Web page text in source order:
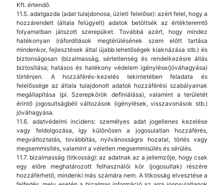
Kft. értendő.
11.5. adatgazda (adat tulajdonosa, üzleti felelőse): azért felel, hogy a
hozzárendelt (általa felügyelt) adatok betöltsék az értékteremtő
folyamatban játszott szerepüket. Továbbá azért, hogy mindez
hatékonyan (ráfordítások megtérülésének szem előtt tartása
mindenkor, fejlesztések által újabb lehetőségek kiaknázása stb.) és
biztonságosan (bizalmasság, sértetlenség és rendelkezésre állás
biztosítása; hatásos és hatékony védelem igénylése/jóváhagyása)
történjen. A hozzáférés-kezelés tekintetében feladata és
felelőssége az általa tulajdonolt adatok hozzáférési szabályainak
megállapítása (pl. Szerepkörök definiálása), valamint a területét
érintő jogosultságbéli változások (igénylések, visszavonások stb.)
jóváhagyása.
11.6. adatvédelmi incidens: személyes adat jogellenes kezelése
vagy feldolgozása, így különösen a jogosulatlan hozzáférés,
megváltoztatás, továbbítás, nyilvánosságra hozatal, törlés vagy
megsemmisítés, valamint a véletlen megsemmisülés és sérülés.
11.7. bizalmasság (titkosság): az adatnak az a jellemzője, hogy csak
egy előre meghatározott felhasználói kör (jogosultak) részére
hozzáférhető, mindenki más számára nem. A titkosság elvesztése a